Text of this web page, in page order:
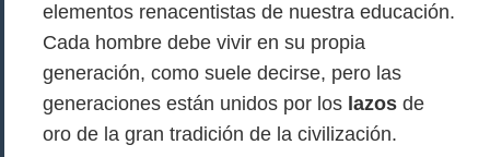
elementos renacentistas de nuestra educación.
Cada hombre debe vivir en su propia
generación, como suele decirse, pero las
generaciones están unidos por los lazos de
oro de la gran tradición de la civilización.